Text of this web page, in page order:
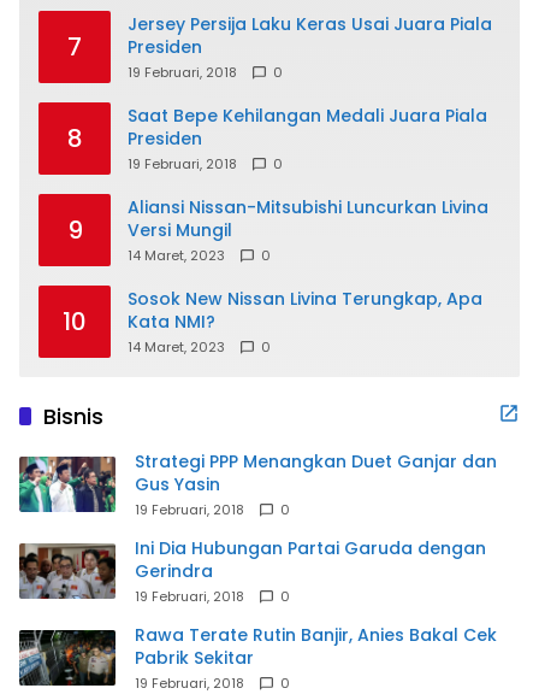
7
Jersey Persija Laku Keras Usai Juara Piala
Presiden
19 Februari, 2018 0
8
Saat Bepe Kehilangan Medali Juara Piala
Presiden
19 Februari, 2018 0
9
Aliansi Nissan-Mitsubishi Luncurkan Livina
Versi Mungil
14 Maret, 2023 0
10
Sosok New Nissan Livina Terungkap, Apa
Kata NMI?
14 Maret, 2023 0
Bisnis
Strategi PPP Menangkan Duet Ganjar dan
Gus Yasin
19 Februari, 2018 0
Ini Dia Hubungan Partai Garuda dengan
Gerindra
19 Februari, 2018 0
Rawa Terate Rutin Banjir, Anies Bakal Cek
Pabrik Sekitar
19 Februari, 2018 0